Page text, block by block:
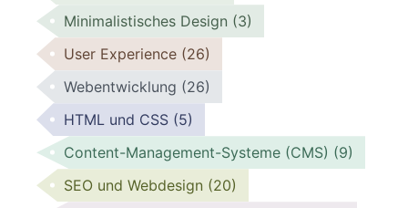
Minimalistisches Design (3)
User Experience (26)
Webentwicklung (26)
HTML und CSS (5)
Content-Management-Systeme (CMS) (9)
SEO und Webdesign (20)